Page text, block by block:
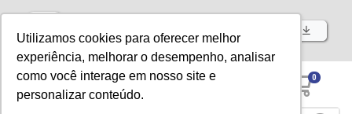
Utilizamos cookies para oferecer melhor
experiência, melhorar o desempenho, analisar
como você interage em nosso site e
personalizar conteúdo.
Baixe já nosso APP
0